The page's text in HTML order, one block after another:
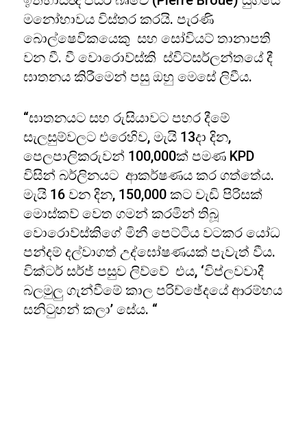
මනෝභාවය විස්තර කරයි. පැරණි
බොල්ෂෙවිකයෙකු සහ සෝවියට් තානාපති
වන වී. වී වොරොව්ස්කි ස්විට්සර්ලන්තයේ දී
ඝාතනය කිරීමෙන් පසු ඔහු මෙසේ ලිවීය.
“ඝාතනයට සහ රුසියාවට පහර දීමේ
සැලසුම්වලට එරෙහිව, මැයි 13දා දින,
පෙලපාලිකරුවන් 100,000ක් පමණ KPD
විසින් බර්ලිනයට ආකර්ෂණය කර ගත්තේය.
මැයි 16 වන දින, 150,000 කට වැඩි පිරිසක්
මොස්කව් වෙත ගමන් කරමින් තිබූ
වොරොව්ස්කිගේ මිනී පෙට්ටිය වටකර යෝධ
පන්දම් දල්වාගත් උද්ඝෝෂණයක් පැවැත් වීය.
වික්ටර් සර්ජ් පසුව ලිව්වේ එය, ‘විප්ලවවාදී
බලමුලු ගැන්වීමේ කාල පරිච්ඡේදයේ ආරම්භය
සනිටුහන් කලා’ සේය. “